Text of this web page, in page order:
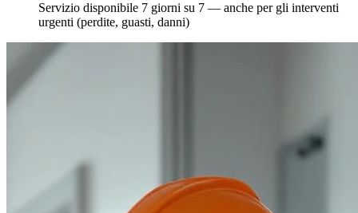
Servizio disponibile 7 giorni su 7 — anche per gli interventi
urgenti (perdite, guasti, danni)